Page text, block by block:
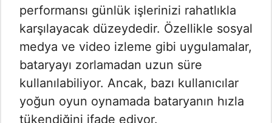
performansı günlük işlerinizi rahatlıkla
karşılayacak düzeydedir. Özellikle sosyal
medya ve video izleme gibi uygulamalar,
bataryayı zorlamadan uzun süre
kullanılabiliyor. Ancak, bazı kullanıcılar
yoğun oyun oynamada bataryanın hızla
tükendiğini ifade ediyor.